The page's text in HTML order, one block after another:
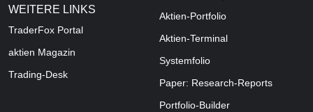
WEITERE LINKS
TraderFox Portal
aktien Magazin
Trading-Desk
Aktien-Portfolio
Aktien-Terminal
Systemfolio
Paper: Research-Reports
Portfolio-Builder